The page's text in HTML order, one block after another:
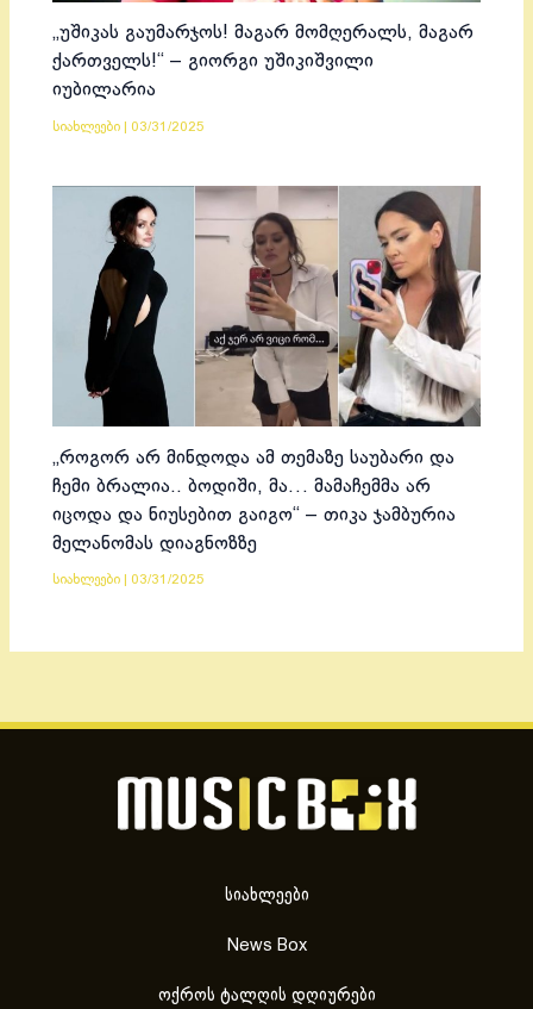
„უშიკას გაუმარჯოს! მაგარ მომღერალს, მაგარ
ქართველს!“ – გიორგი უშიკიშვილი
იუბილარია
სიახლეები 03/31/2025
„როგორ არ მინდოდა ამ თემაზე საუბარი და
ჩემი ბრალია.. ბოდიში, მა… მამაჩემმა არ
იცოდა და ნიუსებით გაიგო“ – თიკა ჯამბურია
მელანომას დიაგნოზზე
სიახლეები 03/31/2025
სიახლეები
News Box
ოქროს ტალღის დღიურები